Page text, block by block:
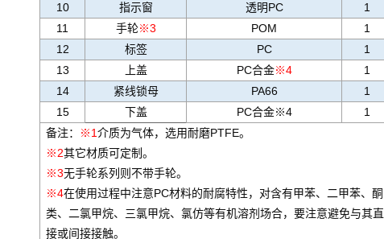
10
指示窗 透明PC
1
11
手轮※3 POM
1
12
标签 PC
1
13
上盖 PC合金※4
1
14
紧线锁母 PA66
1
15
下盖 PC合金※4
1
备注：
※1介质为气体，选用耐磨PTFE。
※2其它材质可定制。
※3无手轮系列则不带手轮。
※4在使用过程中注意PC材料的耐腐特性，对含有甲苯、二甲苯、酮
类、二氯甲烷、三氯甲烷、氯仿等有机溶剂场合，要注意避免与其直
接或间接接触。